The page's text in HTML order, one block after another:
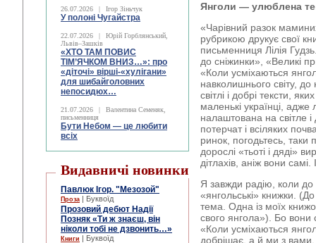
26.07.2026 | Ігор Зіньчук
У полоні Чугайстра
22.07.2026 |
Юрій Горблянський,
Львів–Зашків
«ХТО ТАМ ПОВИС
ТІМ’ЯЧКОМ ВНИЗ…»: про
«діточі» вірші-«хулігани»
для шибайголовних
непосидюх…
21.07.2026 |
Валентина Семеняк,
письменниця
Бути Небом ― це любити
всіх
Видавничі новинки
Павлюк Ігор. "Мезозой"
Проза | Буквоїд
Прозовий дебют Надії
Позняк «Ти ж знаєш, він
ніколи тобі не дзвонить…»
Книги | Буквоїд
Янголи ― улюблена
«Чарівний разок
рубрикою друкує свої
письменниця Лілія
до сніжинки», «Великі
«Коли усміхаються
навколишнього світу,
світлі і добрі тексти,
маленькі українці,
налаштована на світле
потерчат і всіляких
ринок, погодьтесь, таки
дорослі «тьоті і дяді»
дітлахів, аніж вони
Я завжди радію, коли
«янгольські» книжки.
тема. Одна із моїх
свого янгола»). Бо вони
«Коли усміхаються
добрішає, а й ми з вами,